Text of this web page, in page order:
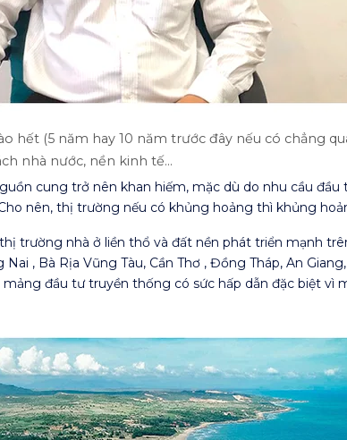
(5 năm hay 10 năm trước đây nếu có chẳng
nhà nước, nền kinh tế…
cung trở nên khan hiếm, mặc dù do nhu cầu
nên, thị trường nếu có khủng hoảng thì khủng
trường nhà ở liền thổ và đất nền phát triển mạnh
, Bà Rịa Vũng Tàu, Cần Thơ , Đồng Tháp, An
đầu tư truyền thống có sức hấp dẫn đặc biệt vì